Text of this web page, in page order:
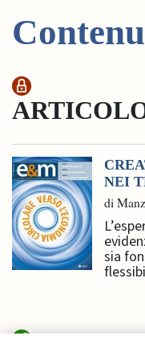
NEI
di
sia